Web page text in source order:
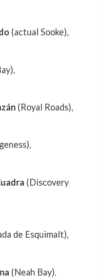
(actual Sooke),
(Royal Roads),
(Discovery
de Esquimalt),
(Neah Bay).